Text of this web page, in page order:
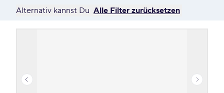
Alternativ kannst Du Alle Filter zurücksetzen